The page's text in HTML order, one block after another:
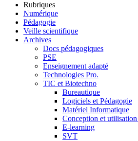
Rubriques
Numérique
Pédagogie
Veille scientifique
Archives
Docs pédagogiques
PSE
Enseignement adapté
Technologies Pro.
TIC et Biotechno
Bureautique
Logiciels et Pédagogie
Matériel Informatique
Conception et utilisation
E-learning
SVT